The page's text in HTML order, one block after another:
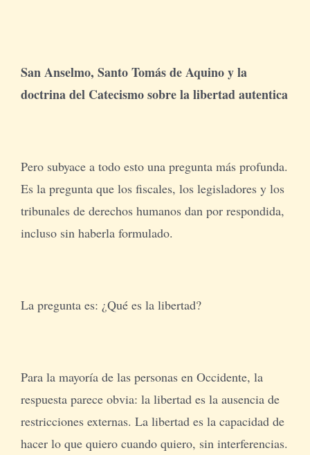
San Anselmo, Santo Tomás de Aquino y la
doctrina del Catecismo sobre la libertad autentica
Pero subyace a todo esto una pregunta más profunda.
Es la pregunta que los fiscales, los legisladores y los
tribunales de derechos humanos dan por respondida,
incluso sin haberla formulado.
La pregunta es: ¿Qué es la libertad?
Para la mayoría de las personas en Occidente, la
respuesta parece obvia: la libertad es la ausencia de
restricciones externas. La libertad es la capacidad de
hacer lo que quiero cuando quiero, sin interferencias.